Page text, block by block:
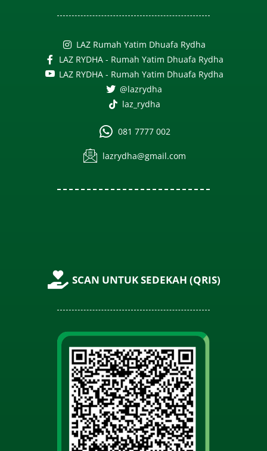
LAZ Rumah Yatim Dhuafa Rydha
LAZ RYDHA - Rumah Yatim Dhuafa Rydha
LAZ RYDHA - Rumah Yatim Dhuafa Rydha
@lazrydha
laz_rydha
081 7777 002
lazrydha@gmail.com
SCAN UNTUK SEDEKAH (QRIS)